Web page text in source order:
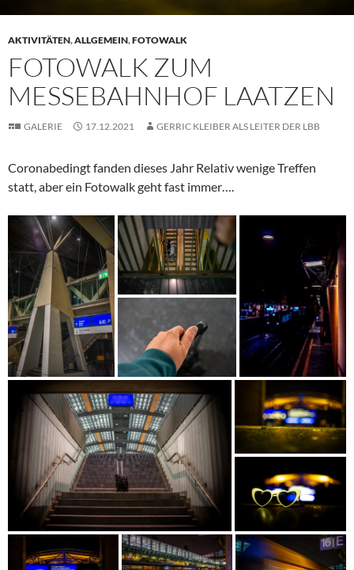
AKTIVITÄTEN,ALLGEMEIN,FOTOWALK
FOTOWALK ZUM
MESSEBAHNHOF LAATZEN
GALERIE 17.12.2021 GERRIC KLEIBER ALS LEITER DER LBB
Coronabedingt fanden dieses Jahr Relativ wenige Treffen
statt, aber ein Fotowalk geht fast immer….